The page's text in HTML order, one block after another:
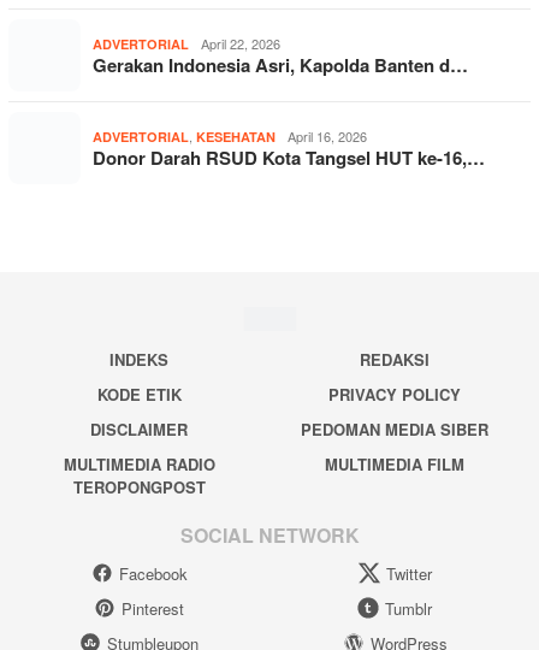
ADVERTORIAL April 22, 2026
Gerakan Indonesia Asri, Kapolda Banten d…
ADVERTORIAL KESEHATAN April 16, 2026
Donor Darah RSUD Kota Tangsel HUT ke-16,…
INDEKS
REDAKSI
KODE ETIK
PRIVACY POLICY
DISCLAIMER
PEDOMAN MEDIA SIBER
MULTIMEDIA RADIO
TEROPONGPOST
MULTIMEDIA FILM
SOCIAL NETWORK
Facebook
Twitter
Pinterest
Tumblr
Stumbleupon
WordPress